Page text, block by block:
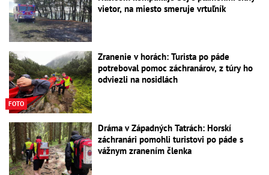
vietor, na miesto smeruje vrtuľník
FOTO
Zranenie v horách: Turista po páde
potreboval pomoc záchranárov, z túry ho
odviezli na nosidlách
Dráma v Západných Tatrách: Horskí
záchranári pomohli turistovi po páde s
vážnym zranením členka